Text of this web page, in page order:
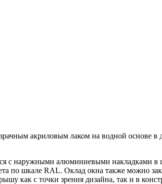
акриловым лаком на водной основе
с наружными алюминиевыми накладками в
по шкале RAL. Оклад окна также можно
как с точки зрения дизайна, так и в